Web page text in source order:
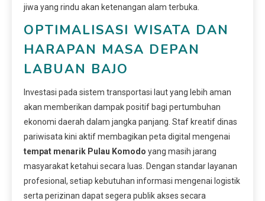
jiwa yang rindu akan ketenangan alam terbuka.
OPTIMALISASI WISATA DAN
HARAPAN MASA DEPAN
LABUAN BAJO
Investasi pada sistem transportasi laut yang lebih aman
akan memberikan dampak positif bagi pertumbuhan
ekonomi daerah dalam jangka panjang. Staf kreatif dinas
pariwisata kini aktif membagikan peta digital mengenai
tempat menarik Pulau Komodo yang masih jarang
masyarakat ketahui secara luas. Dengan standar layanan
profesional, setiap kebutuhan informasi mengenai logistik
serta perizinan dapat segera publik akses secara